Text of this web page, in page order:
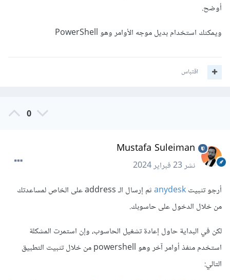
أوضح.
ويمكنك استخدام بديل موجه الأوامر وهو PowerShell
اقتباس
0
Mustafa Suleiman
نشر23 فبراير 2024
أرجو تثبيتanydesk
ثم إرسال الـ address على الخاص لمساعدتك
من خلال الدخول على حاسوبك.
لكن في البداية حاول إعادة تشغيل الحاسوب، وإن استمرت المشكلة
استخدم منفذ أوامر آخر وهو powershell من خلال تثبيت التطبيق
التالي: